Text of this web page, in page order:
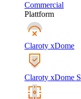
Commercial
Plattform
Claroty xDome
Claroty xDome